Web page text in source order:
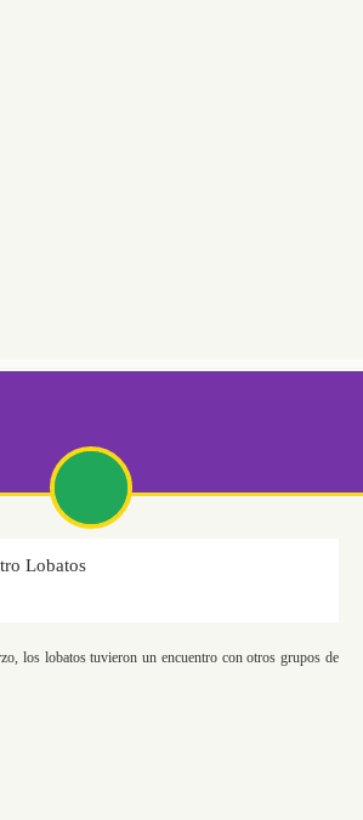
Lobatos
los lobatos tuvieron un encuentro con otros grupos de